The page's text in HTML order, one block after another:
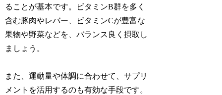
る ことが基本です。ビタミンB群を多く
含む豚肉やレバー、ビタミンCが豊富な
果物や野菜などを、バランス良く摂取し
ましょう。
また、運動量や体調に合わせて、サプリ
メントを活用するのも有効な手段です。